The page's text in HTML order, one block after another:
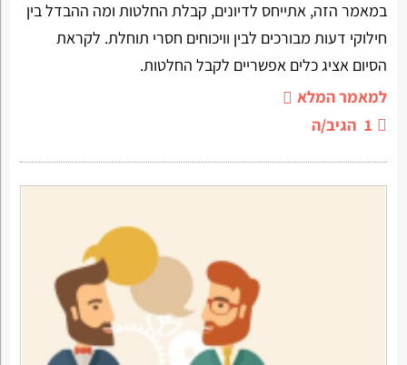
במאמר הזה, אתייחס לדיונים, קבלת החלטות ומה ההבדל בין
חילוקי דעות מבורכים לבין וויכוחים חסרי תוחלת. לקראת
הסיום אציג כלים אפשריים לקבל החלטות.
למאמר המלא
1 הגיב/ה